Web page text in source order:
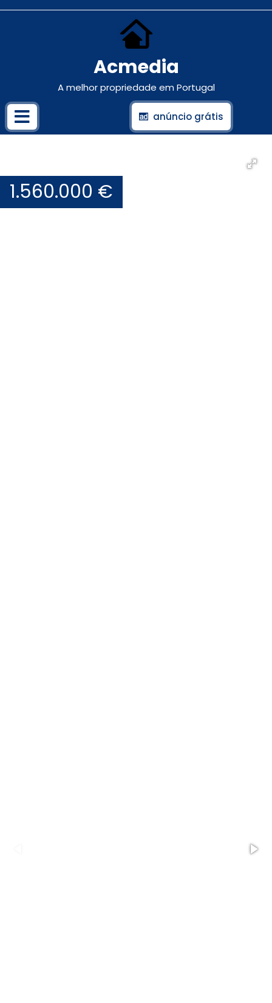
Acmedia
A melhor propriedade em Portugal
anúncio grátis
1.560.000 €